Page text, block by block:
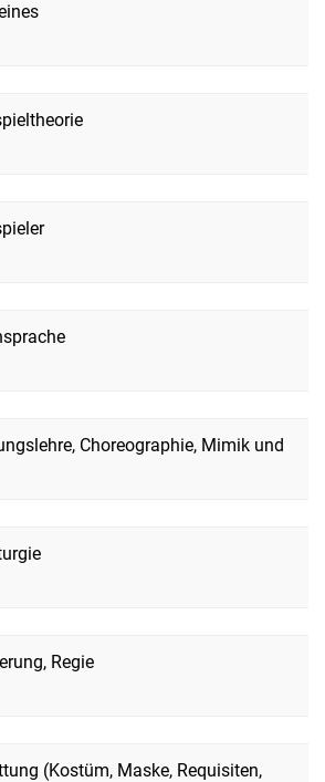
Choreographie, Mimik und
Regie
(Kostüm, Maske, Requisiten,